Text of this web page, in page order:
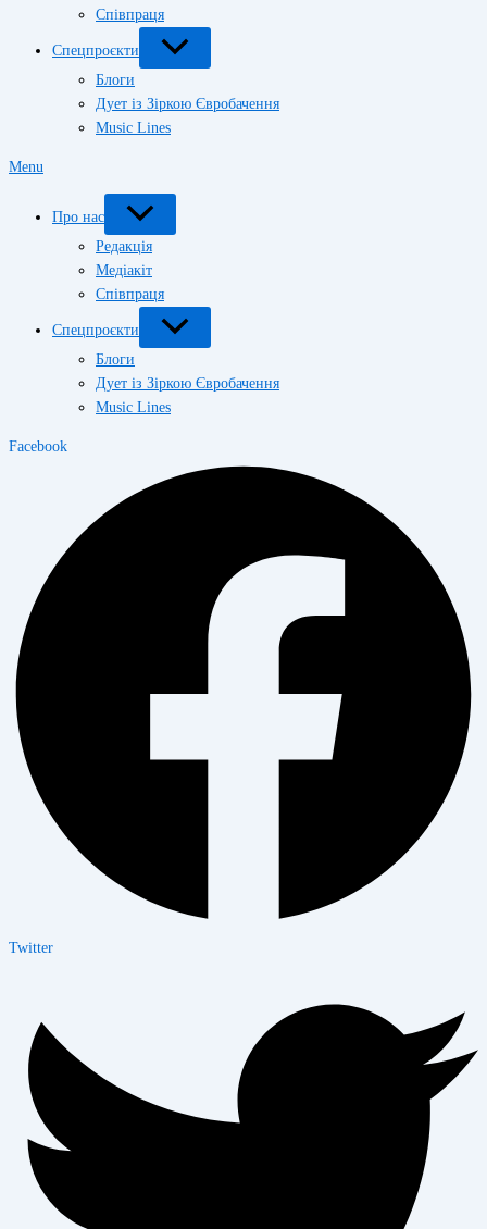
Співпраця
Спецпроєкти
Блоги
Дует із Зіркою Євробачення
Music Lines
Menu
Про нас
Редакція
Медіакіт
Співпраця
Спецпроєкти
Блоги
Дует із Зіркою Євробачення
Music Lines
Facebook
Twitter